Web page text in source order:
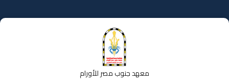
إلى
المحتوى
معهد جنوب مصر للأورام